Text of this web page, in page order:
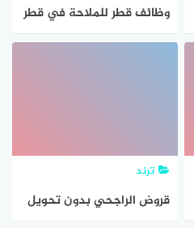
وظائف قطر للملاحة في قطر
للمواطنين والاجانب
ترند
قروض الراجحي بدون تحويل